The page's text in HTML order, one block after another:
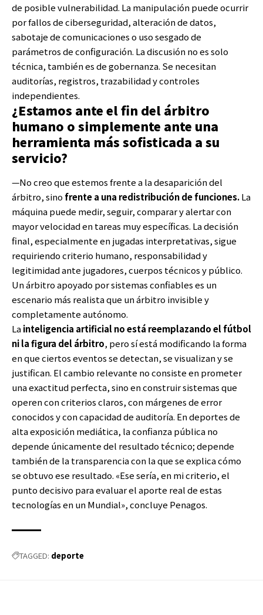
de posible vulnerabilidad. La manipulación puede ocurrir
por fallos de ciberseguridad, alteración de datos,
sabotaje de comunicaciones o uso sesgado de
parámetros de configuración. La discusión no es solo
técnica, también es de gobernanza. Se necesitan
auditorías, registros, trazabilidad y controles
independientes.
¿Estamos ante el fin del árbitro
humano o simplemente ante una
herramienta más sofisticada a su
servicio?
—No creo que estemos frente a la desaparición del
árbitro, sinofrente a una redistribución de funciones.La
máquina puede medir, seguir, comparar y alertar con
mayor velocidad en tareas muy específicas. La decisión
final, especialmente en jugadas interpretativas, sigue
requiriendo criterio humano, responsabilidad y
legitimidad ante jugadores, cuerpos técnicos y público.
Un árbitro apoyado por sistemas confiables es un
escenario más realista que un árbitro invisible y
completamente autónomo.
Lainteligencia artificial no está reemplazando el fútbol
ni la figura del árbitro, pero sí está modificando la forma
en que ciertos eventos se detectan, se visualizan y se
justifican. El cambio relevante no consiste en prometer
una exactitud perfecta, sino en construir sistemas que
operen con criterios claros, con márgenes de error
conocidos y con capacidad de auditoría. En deportes de
alta exposición mediática, la confianza pública no
depende únicamente del resultado técnico; depende
también de la transparencia con la que se explica cómo
se obtuvo ese resultado. «Ese sería, en mi criterio, el
punto decisivo para evaluar el aporte real de estas
tecnologías en un Mundial», concluye Penagos.
TAGGED: deporte